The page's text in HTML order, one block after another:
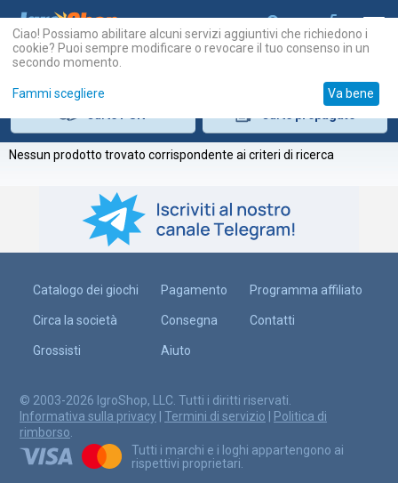
Nessun prodotto trovato corrispondente ai criteri di ricerca
Catalogo dei giochi
Circa la società
Grossisti
Pagamento
Consegna
Aiuto
Programma affiliato
Contatti
© 2003-2026 IgroShop, LLC. Tutti i diritti riservati.
Informativa sulla privacy
Termini di servizio
Politica di
rimborso
Tutti i marchi e i loghi appartengono ai
rispettivi proprietari.
Ciao! Possiamo abilitare alcuni servizi aggiuntivi che richiedono i
cookie? Puoi sempre modificare o revocare il tuo consenso in un
secondo momento.
Fammi scegliere Va bene